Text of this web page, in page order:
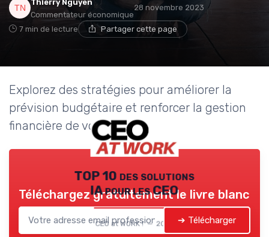
Thierry Nguyen
Commentateur économique
28 novembre 2023
7 min de lecture Partager cette page
Explorez des stratégies pour améliorer la
prévision budgétaire et renforcer la gestion
financière de votre entreprise.
TOP 10 des solutions
IA pour les CEO
CEO at WORK ! — 2026
Téléchargez gratuitement le livre blanc
➔ Télécharger